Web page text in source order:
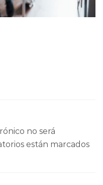
no será
están marcados